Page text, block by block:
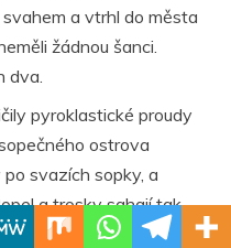
a vtrhl do města
žádnou šanci.
dva.
pyroklastické proudy
ostrova
svazích sopky, a
a trosky sahají tak
domů. Erupce na